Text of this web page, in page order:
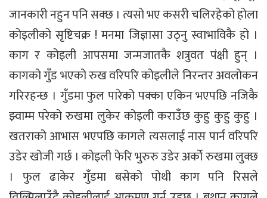
जानकारी नहुन पनि सक्छ । त्यसो भए कसरी चलिरहेको होला
कोइलीको सृष्टिचक्र ! मनमा जिज्ञासा उठ्नु स्वाभाविकै हो ।
काग र कोइली आपसमा जन्मजातकै शत्रुवत पंक्षी हुन् ।
कागको गुँड भएको रुख वरिपरि कोइलीले निरन्तर अवलोकन
गरिरहन्छ । गुँडमा फुल पारेको पक्का एकिन भएपछि नजिकै
झ्वाम्म परेको रुखमा लुकेर कोइली कराउँछ कुहु कुहु कुहु ।
खतराको आभास भएपछि कागले त्यसलाई नास पार्न वरिपरि
उडेर खोजी गर्छ । कोइली फेरि भुरुरु उडेर अर्को रुखमा लुक्छ
। फुल ढाकेर गुँडमा बसेको पोथी काग पनि रिसले